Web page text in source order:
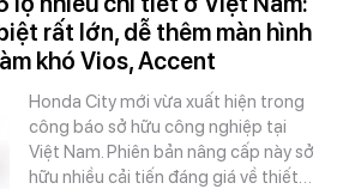
rất lớn, dễ thêm màn hình
khó Vios, Accent
Honda City mới vừa xuất hiện trong
công báo sở hữu công nghiệp tại
Việt Nam. Phiên bản nâng cấp này sở
hữu nhiều cải tiến đáng giá về thiết…